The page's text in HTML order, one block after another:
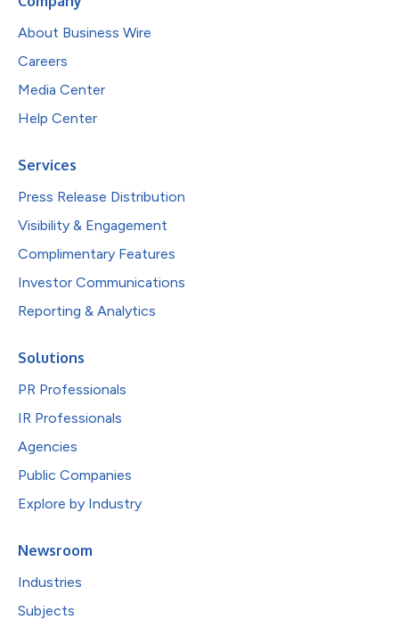
About Business Wire
Careers
Media Center
Help Center
Services
Press Release Distribution
Visibility & Engagement
Complimentary Features
Investor Communications
Reporting & Analytics
Solutions
PR Professionals
IR Professionals
Agencies
Public Companies
Explore by Industry
Newsroom
Industries
Subjects